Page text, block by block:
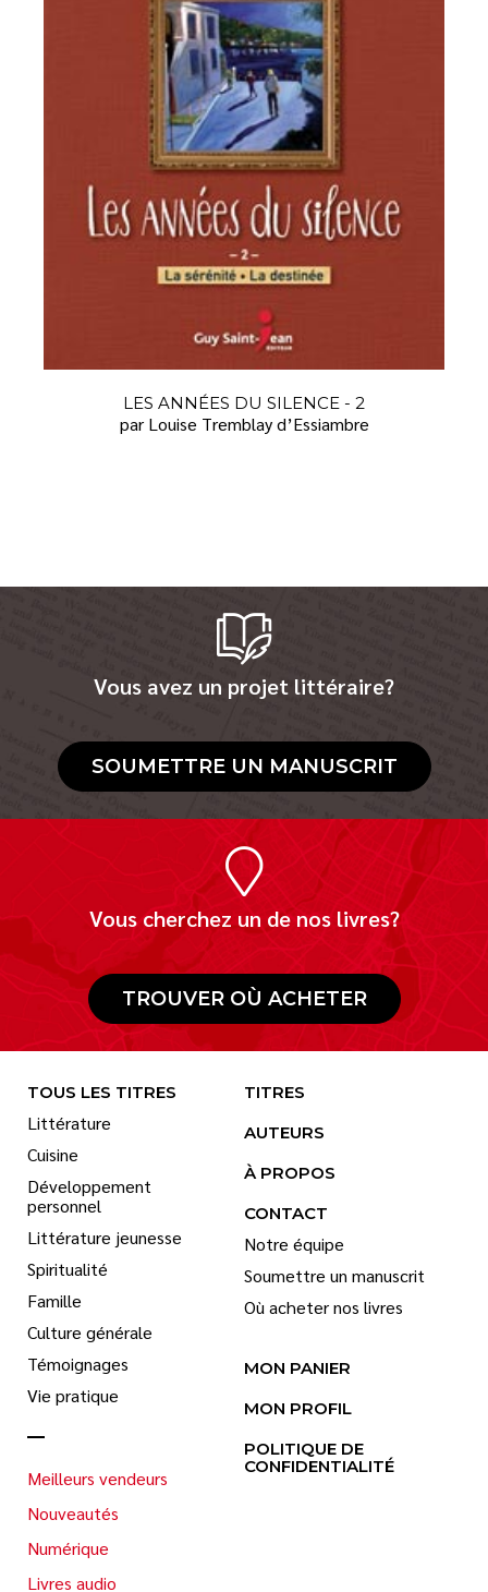
LES ANNÉES DU SILENCE - 2
par Louise Tremblay d’Essiambre
Vous avez un projet littéraire?
SOUMETTRE UN MANUSCRIT
Vous cherchez un de nos livres?
TROUVER OÙ ACHETER
TOUS LES TITRES
Littérature
Cuisine
Développement
personnel
Littérature jeunesse
Spiritualité
Famille
Culture générale
Témoignages
Vie pratique
Meilleurs vendeurs
Nouveautés
Numérique
Livres audio
TITRES
AUTEURS
À PROPOS
CONTACT
Notre équipe
Soumettre un manuscrit
Où acheter nos livres
MON PANIER
MON PROFIL
POLITIQUE DE
CONFIDENTIALITÉ